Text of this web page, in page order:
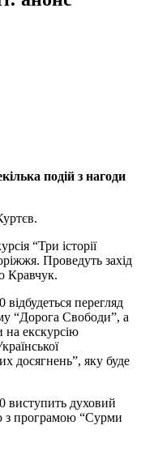
подій з нагоди
“Три історії
Проведуть захід
Кравчук.
перегляд
“Дорога Свободи”, а
на екскурсію
досягнень”, яку буде
виступить духовий
з програмою “Сурми